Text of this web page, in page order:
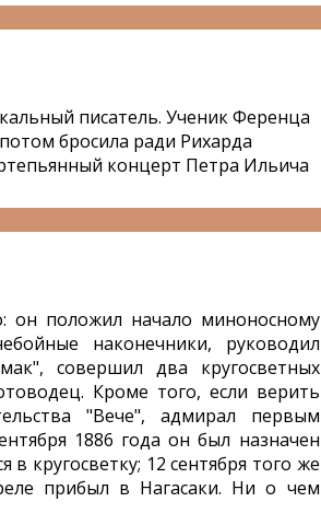
писатель. Ученик Ференца
бросила ради Рихарда
концерт Петра Ильича
он положил начало миноносному
наконечники, руководил
совершил два кругосветных
Кроме того, если верить
"Вече", адмирал первым
1886 года он был назначен
кругосветку; 12 сентября того же
прибыл в Нагасаки. Ни о чем